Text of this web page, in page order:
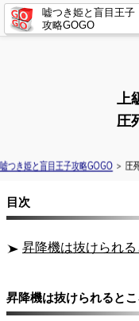
嘘つき姫と盲目王子
攻略GOGO
上
圧
嘘つき姫と盲目王子攻略GOGO ＞ 圧
目次
昇降機は抜けられ
昇降機は抜けられると